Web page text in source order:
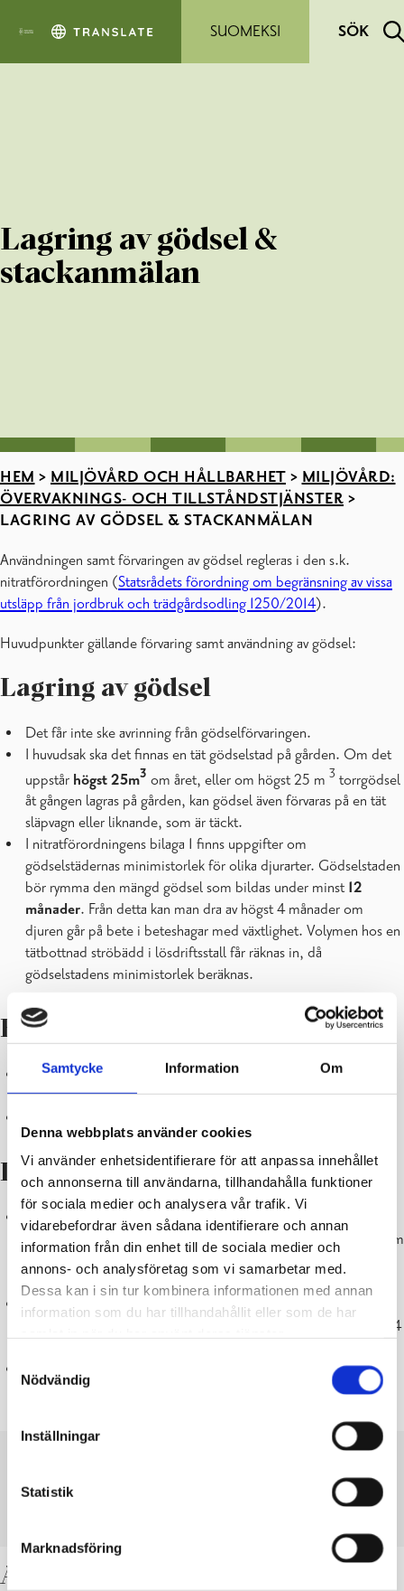
Samtycke Information Om
Denna webbplats använder cookies
Vi använder enhetsidentifierare för att anpassa innehållet
och annonserna till användarna, tillhandahålla funktioner
för sociala medier och analysera vår trafik. Vi
vidarebefordrar även sådana identifierare och annan
information från din enhet till de sociala medier och
annons- och analysföretag som vi samarbetar med.
Dessa kan i sin tur kombinera informationen med annan
information som du har tillhandahållit eller som de har
Nödvändig
Inställningar
Statistik
Marknadsföring
SUOMEKSI
SÖK
Lagring av gödsel &
stackanmälan
HEM > MILJÖVÅRD OCH HÅLLBARHET > MILJÖVÅRD:
ÖVERVAKNINGS- OCH TILLSTÅNDSTJÄNSTER >
LAGRING AV GÖDSEL & STACKANMÄLAN
Användningen samt förvaringen av gödsel regleras i den s.k.
nitratförordningen (Statsrådets förordning om begränsning av vissa
utsläpp från jordbruk och trädgårdsodling 1250/2014).
Huvudpunkter gällande förvaring samt användning av gödsel:
Lagring av gödsel
Det får inte ske avrinning från gödselförvaringen.
I huvudsak ska det finnas en tät gödselstad på gården. Om det
uppstår högst 25m3 om året, eller om högst 25 m 3 torrgödsel
åt gången lagras på gården, kan gödsel även förvaras på en tät
släpvagn eller liknande, som är täckt.
I nitratförordningens bilaga 1 finns uppgifter om
gödselstädernas minimistorlek för olika djurarter. Gödselstaden
bör rymma den mängd gödsel som bildas under minst 12
månader. Från detta kan man dra av högst 4 månader om
djuren går på bete i beteshagar med växtlighet. Volymen hos en
tätbottnad ströbädd i lösdriftsstall får räknas in, då
gödselstadens minimistorlek beräknas.
Beteshagar och rastgårdar
Man behöver inte regelbundet avlägsna gödsel från beteshagar
under tillväxtperioden.
Lagring i stack
En stack upprättas på det åkerskifte där man planerar sprida ut
gödseln, eller på angränsande skifte (närmare bestämmelser om
bestämmelserna kring förvaring av gödsel i stack framgår ur
nitratförordningens 6 §).
En skriftlig anmälan om lagring av gödsel i stack ska göras
/miljöenheten 14
och
hygieniska
BLANKETT ANMÄLAN OM LAGRING AV GÖDSEL I
Användning av gödsel